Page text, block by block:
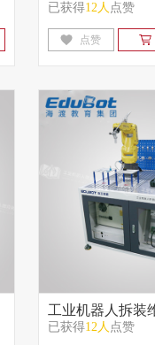
（专业版）
已获得12人 点赞
点赞
工业机器人拆装
已获得12人 点赞